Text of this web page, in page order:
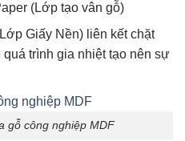
(Lớp tạo vân gỗ)
Giấy Nền) liên kết chặt
trình gia nhiệt tạo nên sự
gỗ công nghiệp MDF